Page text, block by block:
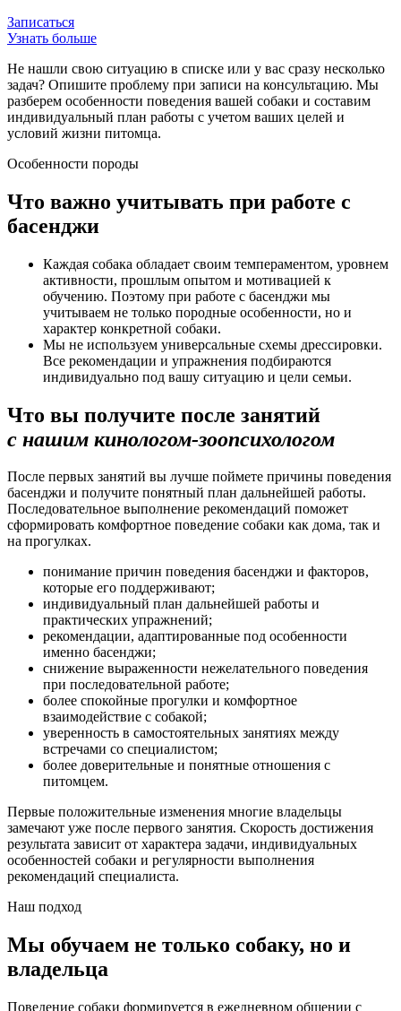
Записаться
Узнать больше
Не нашли свою ситуацию в списке или у вас сразу несколько
задач? Опишите проблему при записи на консультацию. Мы
разберем особенности поведения вашей собаки и составим
индивидуальный план работы с учетом ваших целей и
условий жизни питомца.
Особенности породы
Что важно учитывать при работе с
басенджи
Каждая собака обладает своим темпераментом, уровнем
активности, прошлым опытом и мотивацией к
обучению. Поэтому при работе с басенджи мы
учитываем не только породные особенности, но и
характер конкретной собаки.
Мы не используем универсальные схемы дрессировки.
Все рекомендации и упражнения подбираются
индивидуально под вашу ситуацию и цели семьи.
Что вы получите после занятий
с нашим кинологом-зоопсихологом
После первых занятий вы лучше поймете причины поведения
басенджи и получите понятный план дальнейшей работы.
Последовательное выполнение рекомендаций поможет
сформировать комфортное поведение собаки как дома, так и
на прогулках.
понимание причин поведения басенджи и факторов,
которые его поддерживают;
индивидуальный план дальнейшей работы и
практических упражнений;
рекомендации, адаптированные под особенности
именно басенджи;
снижение выраженности нежелательного поведения
при последовательной работе;
более спокойные прогулки и комфортное
взаимодействие с собакой;
уверенность в самостоятельных занятиях между
встречами со специалистом;
более доверительные и понятные отношения с
питомцем.
Первые положительные изменения многие владельцы
замечают уже после первого занятия. Скорость достижения
результата зависит от характера задачи, индивидуальных
особенностей собаки и регулярности выполнения
рекомендаций специалиста.
Наш подход
Мы обучаем не только собаку, но и
владельца
Поведение собаки формируется в ежедневном общении с